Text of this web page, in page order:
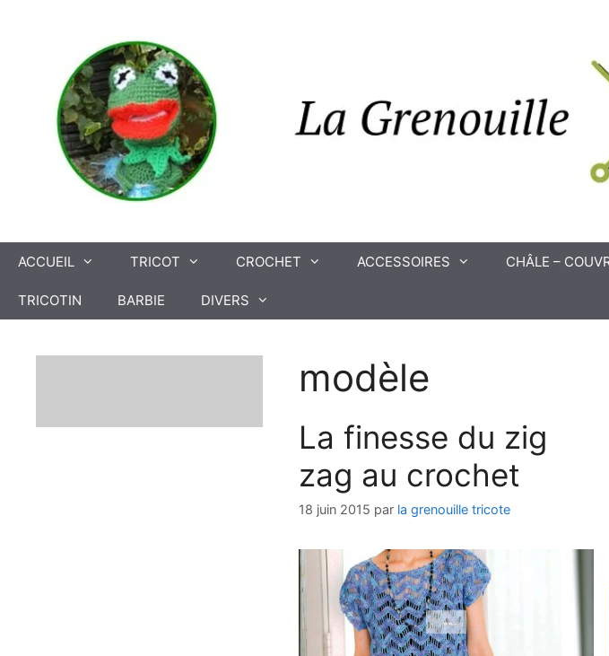
ACCUEIL TRICOT CROCHET ACCESSOIRES CHÂLE –
TRICOTIN BARBIE DIVERS
modèle
La finesse du zig
zag au crochet
18 juin 2015 par la grenouille tricote